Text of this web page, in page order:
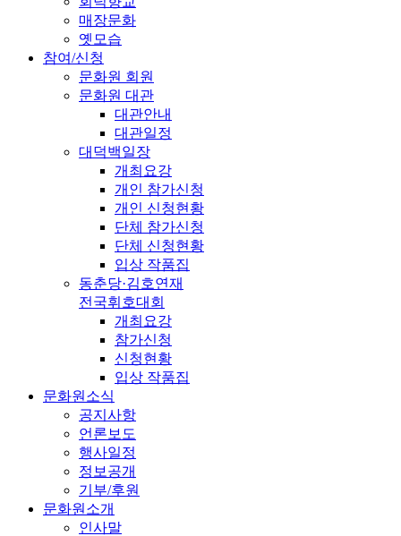
매장문화
옛모습
참여/신청
문화원 회원
문화원 대관
대관안내
대관일정
대덕백일장
개최요강
개인 참가신청
개인 신청현황
단체 참가신청
단체 신청현황
입상 작품집
동춘당·김호연재
전국휘호대회
개최요강
참가신청
신청현황
입상 작품집
문화원소식
공지사항
언론보도
행사일정
정보공개
기부/후원
문화원소개
인사말